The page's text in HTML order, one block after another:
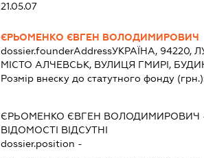
21.05.07
ЄРЬОМЕНКО ЄВГЕН ВОЛОДИМИРОВИЧ
dossier.founderAddressУКРАЇНА, 94220,
МІСТО АЛЧЕВСЬК, ВУЛИЦЯ ГМИРІ,
Розмір внеску до статутного фонду
ЄРЬОМЕНКО ЄВГЕН ВОЛОДИМИРОВИЧ
ВІДОМОСТІ ВІДСУТНІ
dossier.position -